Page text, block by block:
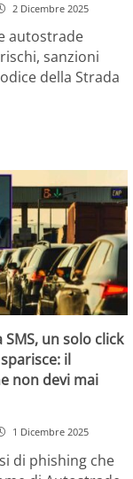
2 Dicembre 2025
autostrade
sanzioni
della Strada
un solo click
il
non devi mai
1 Dicembre 2025
di phishing che